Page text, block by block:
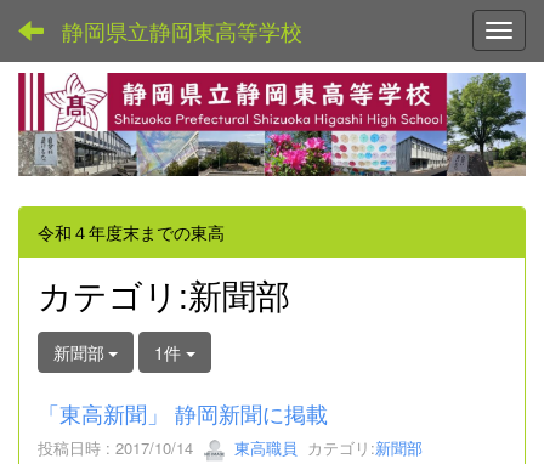
静岡県立静岡東高等学校
令和４年度末までの東高
カテゴリ:新聞部
新聞部 1件
「東高新聞」 静岡新聞に掲載
投稿日時 : 2017/10/14 東高職員 カテゴリ:新聞部